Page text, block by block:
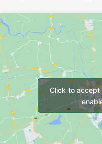
Click to accept